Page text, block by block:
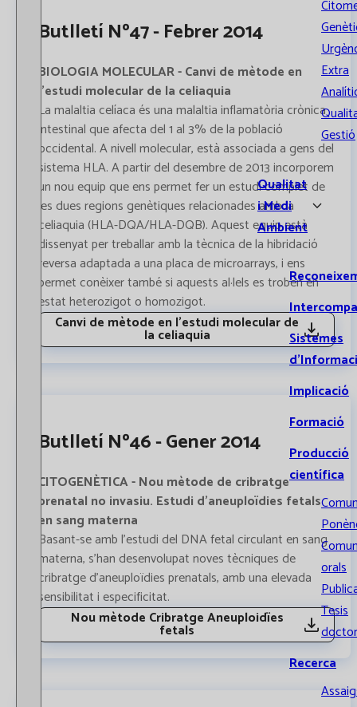
Extra
Gestió
Qualitat
i Medi
Ambient
Sistemes
Implicació
Formació
Producció
científica
orals
Tesis
Recerca
Butlletí Nº47 - Febrer 2014
BIOLOGIA MOLECULAR - Canvi de mètode en
l'estudi molecular de la celiaquia
La malaltia celíaca és una malaltia inflamatòria crònica
intestinal que afecta del 1 al 3% de la població
occidental. A nivell molecular, està associada a gens del
sistema HLA. A partir del desembre de 2013 incorporem
un nou equip que ens permet fer un estudi complet de
les dues regions genètiques relacionades amb la
celiaquia (HLA-DQA/HLA-DQB). Aquest equip està
dissenyat per treballar amb la tècnica de la hibridació
reversa adaptada a una placa de microarrays, i ens
permet conèixer també si aquests al·lels es troben en
estat heterozigot o homozigot.
Canvi de mètode en l'estudi molecular de
la celiaquia
Butlletí Nº46 - Gener 2014
CITOGENÈTICA - Nou mètode de cribratge
prenatal no invasiu. Estudi d’aneuploïdies fetals
en sang materna
Basant-se amb l'estudi del DNA fetal circulant en sang
materna, s'han desenvolupat noves tècniques de
cribratge d'aneuploïdies prenatals, amb una elevada
sensibilitat i especificitat.
Nou mètode Cribratge Aneuploidïes
fetals